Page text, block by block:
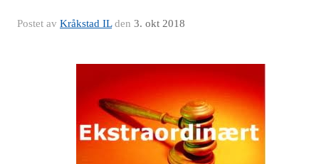
Postet av Kråkstad ILden 3. okt 2018